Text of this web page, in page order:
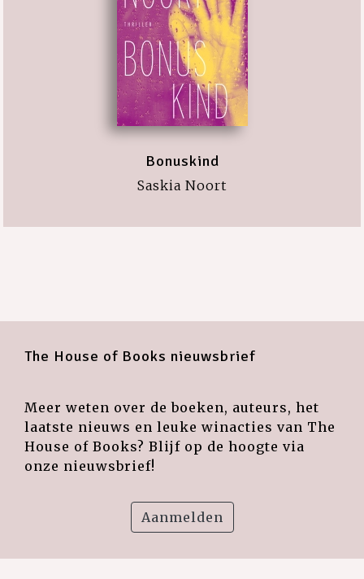
Bonuskind
Saskia Noort
The House of Books nieuwsbrief
Meer weten over de boeken, auteurs, het
laatste nieuws en leuke winacties van The
House of Books? Blijf op de hoogte via
onze nieuwsbrief!
Aanmelden